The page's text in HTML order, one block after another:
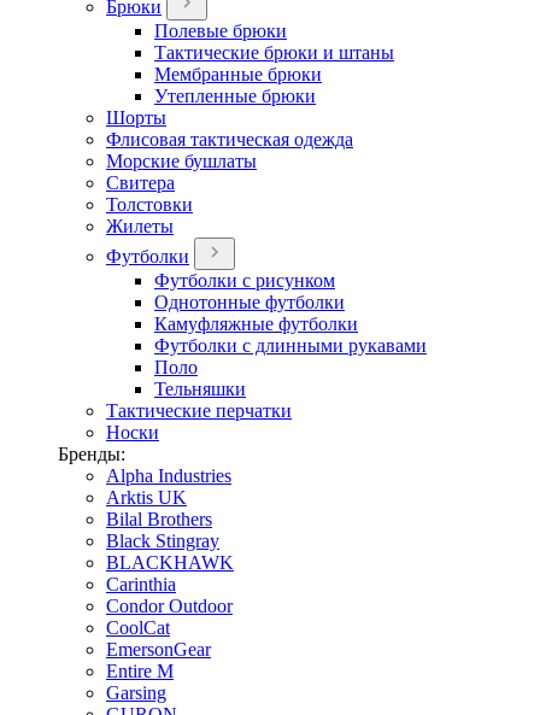
Брюки
Полевые брюки
Тактические брюки и штаны
Мембранные брюки
Утепленные брюки
Шорты
Флисовая тактическая одежда
Морские бушлаты
Свитера
Толстовки
Жилеты
Футболки
Футболки с рисунком
Однотонные футболки
Камуфляжные футболки
Футболки с длинными рукавами
Поло
Тельняшки
Тактические перчатки
Носки
Бренды:
Alpha Industries
Arktis UK
Bilal Brothers
Black Stingray
BLACKHAWK
Carinthia
Condor Outdoor
CoolCat
EmersonGear
Entire M
Garsing